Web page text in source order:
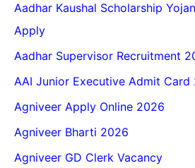
Aadhar Kaushal Scholarship
Apply
Aadhar Supervisor Recruitment
AAI Junior Executive Admit Card
Agniveer Apply Online 2026
Agniveer Bharti 2026
Agniveer GD Clerk Vacancy